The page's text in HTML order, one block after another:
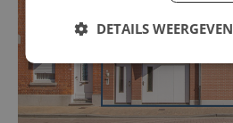
DETAILS WEERGEVEN